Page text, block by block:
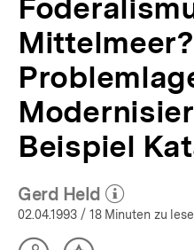
Beispiel
Gerd Held
(Mehr zum
öffnen
02.04.1993 / 18 Minuten zu